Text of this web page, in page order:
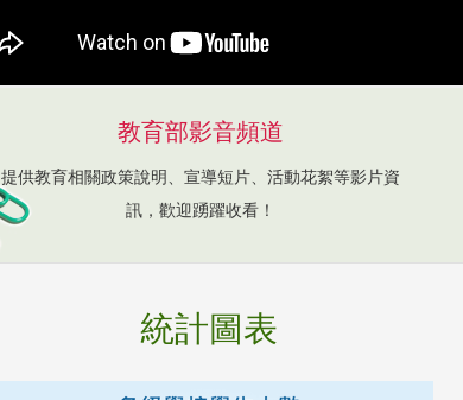
教育部影音頻道
提供教育相關政策說明、宣導短片、活動花絮等影片資
訊，歡迎踴躍收看！
統計圖表